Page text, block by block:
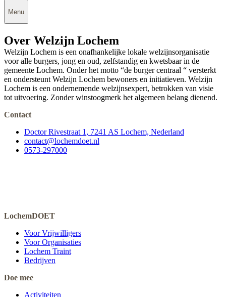
Menu
Over Welzijn Lochem
Welzijn Lochem is een onafhankelijke lokale welzijnsorganisatie
voor alle burgers, jong en oud, zelfstandig en kwetsbaar in de
gemeente Lochem. Onder het motto “de burger centraal “ versterkt
en ondersteunt Welzijn Lochem bewoners en initiatieven. Welzijn
Lochem is een ondernemende welzijnsexpert, betrokken van visie
tot uitvoering. Zonder winstoogmerk het algemeen belang dienend.
Contact
Doctor Rivestraat 1, 7241 AS Lochem, Nederland
contact@lochemdoet.nl
0573-297000
LochemDOET
Voor Vrijwilligers
Voor Organisaties
Lochem Traint
Bedrijven
Doe mee
Activiteiten